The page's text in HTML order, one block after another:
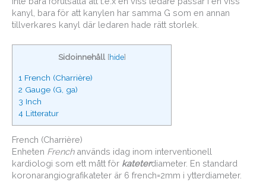
kanyl, bara för att kanylen har samma G som en annan
tillverkares kanyl där ledaren hade rätt storlek.
Sidoinnehåll [hide]
1 French (Charrière)
2 Gauge (G, ga)
3 Inch
4 Litteratur
French (Charrière)
Enheten Frenchanvänds idag inom interventionell
kardiologi som ett mått för kateterdiameter. En standard
koronarangiografikateter är 6 french=2mm i ytterdiameter.